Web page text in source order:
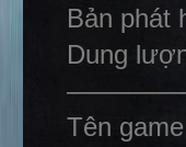
Bản phát
Dung
Tên